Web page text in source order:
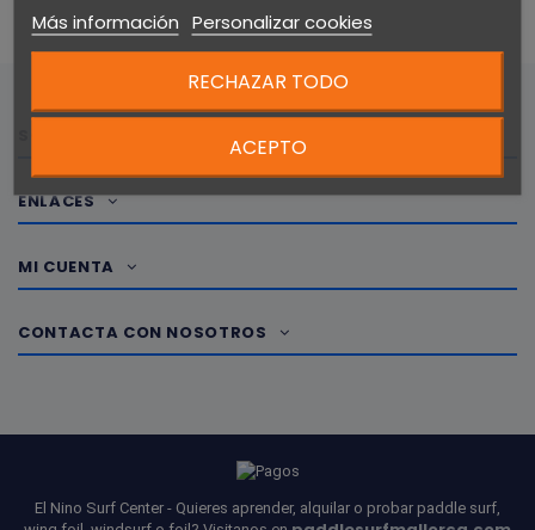
ENLACES
MI CUENTA
CONTACTA CON NOSOTROS
Más información Personalizar cookies
RECHAZAR TODO
ACEPTO
El Nino Surf Center - Quieres aprender, alquilar o probar paddle surf,